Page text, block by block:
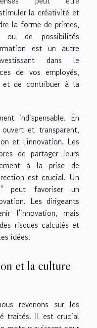
la créativité et
la forme de primes,
ou de possibilités
est un autre
dans le
de vos employés,
et de contribuer à la
indispensable. En
et transparent,
et l'innovation. Les
de partager leurs
à la prise de
est crucial. Un
peut favoriser un
Les dirigeants
l'innovation, mais
risques calculés et
idées.
et la culture
revenons sur les
traités. Il est crucial